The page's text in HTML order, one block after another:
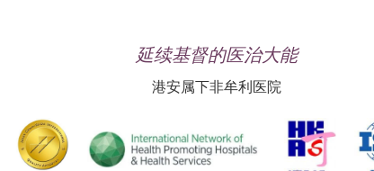
延续基督的医治大能
港安属下非牟利医院